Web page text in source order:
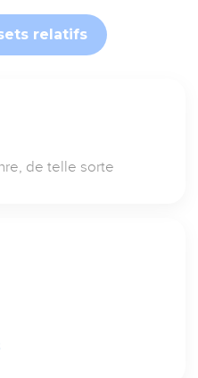
relatifs
de telle sorte